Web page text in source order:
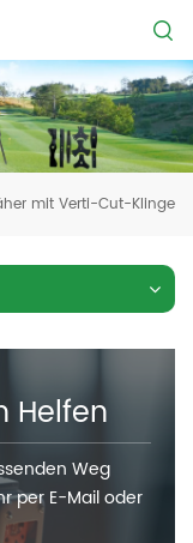
mit Verti-Cut-Klinge
Helfen
Weg
per E-Mail oder